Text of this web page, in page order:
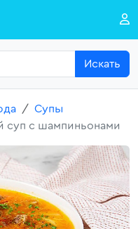
Искать
Супы
суп с шампиньонами